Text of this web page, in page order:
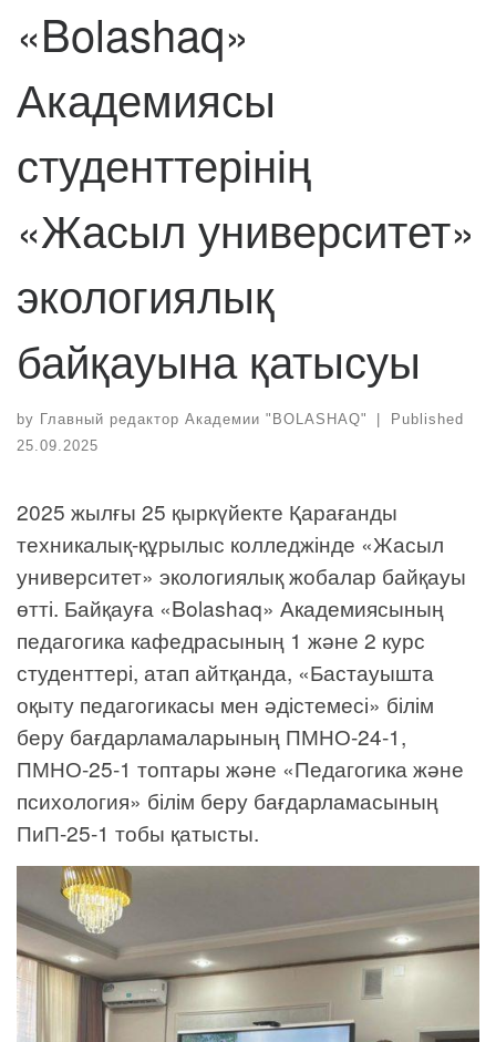
«Bolashaq»
Академиясы
студенттерінің
«Жасыл университет»
экологиялық
байқауына қатысуы
by Главный редактор Академии "BOLASHAQ" |
Published
25.09.2025
2025 жылғы 25 қыркүйекте Қарағанды
техникалық-құрылыс колледжінде «Жасыл
университет» экологиялық жобалар байқауы
өтті. Байқауға «Bolashaq» Академиясының
педагогика кафедрасының 1 және 2 курс
студенттері, атап айтқанда, «Бастауышта
оқыту педагогикасы мен әдістемесі» білім
беру бағдарламаларының ПМНО-24-1,
ПМНО-25-1 топтары және «Педагогика және
психология» білім беру бағдарламасының
ПиП-25-1 тобы қатысты.